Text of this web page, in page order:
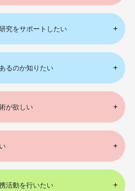
究をサポートしたい
るのか知りたい
が欲しい
活動を行いたい